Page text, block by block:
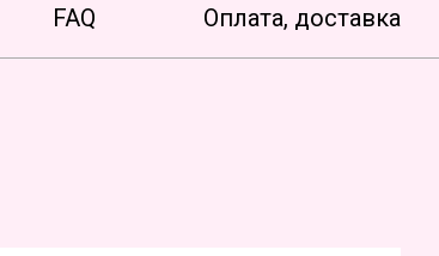
FAQ Оплата, доставка